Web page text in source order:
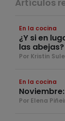
Artículos
En la cocina
¿Y si en
las abejas?
Por Kristin
En la cocina
Por Elena